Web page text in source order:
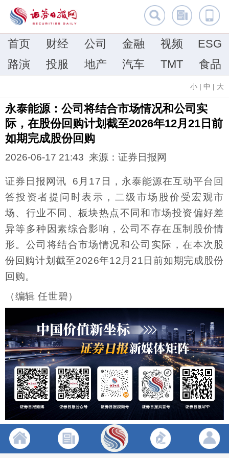
首页 财经 公司 金融 视频
ESG
路演
投服 地产 汽车 TMT 食品
小 | 中 | 大
永泰能源：公司将结合市场情况和公司实
际，在股份回购计划截至2026年12月21日前
如期完成股份回购
2026-06-17 21:43 来源：证券日报网
证券日报网讯 6月17日，永泰能源在互动平台回
答投资者提问时表示，二级市场股价受宏观市
场、行业不同、板块热点不同和市场投资偏好差
异等多种因素综合影响，公司不存在压制股价情
形。公司将结合市场情况和公司实际，在本次股
份回购计划截至2026年12月21日前如期完成股份
回购。
（编辑 任世碧）